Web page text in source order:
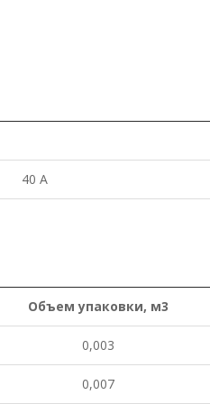
40 A
Объем упаковки, м3
0,003
0,007